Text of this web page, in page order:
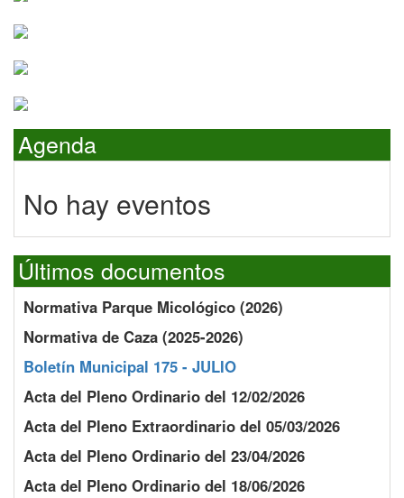
Agenda
No hay eventos
Últimos documentos
Normativa Parque Micológico (2026)
Normativa de Caza (2025-2026)
Boletín Municipal 175 - JULIO
Acta del Pleno Ordinario del 12/02/2026
Acta del Pleno Extraordinario del 05/03/2026
Acta del Pleno Ordinario del 23/04/2026
Acta del Pleno Ordinario del 18/06/2026